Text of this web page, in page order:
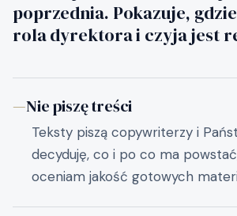
poprzednia. Pokazuje,
rola dyrektora i czyja jest
—Nie piszę treści
Teksty piszą copywriterzy i
decyduję, co i po co ma
oceniam jakość gotowych